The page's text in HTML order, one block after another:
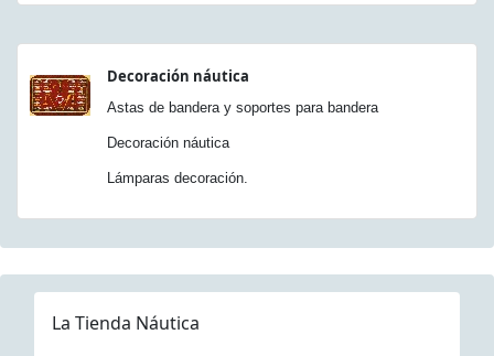
Decoración náutica
Astas de bandera y soportes para bandera
Decoración náutica
Lámparas decoración.
La Tienda Náutica